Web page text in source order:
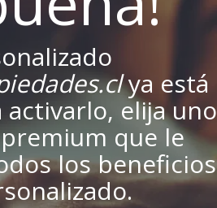
ya está
activarlo, elija uno
que le
los beneficios